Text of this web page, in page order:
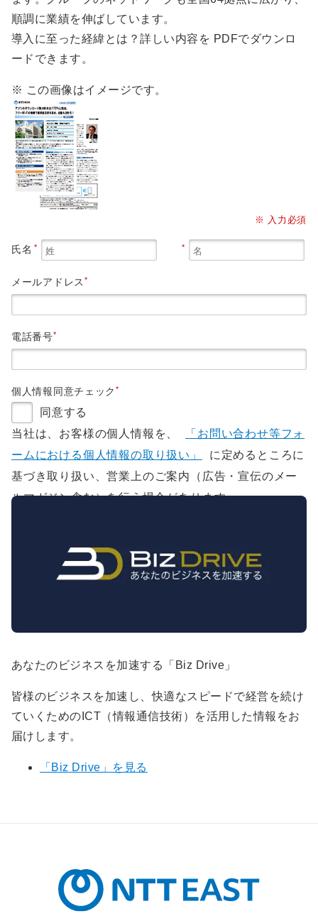
順調に業績を伸ばしています。
導入に至った経緯とは？詳しい内容を PDFでダウンロ
ードできます。
※ この画像はイメージです。
あなたのビジネスを加速する「Biz Drive」
皆様のビジネスを加速し、快適なスピードで経営を続け
ていくためのICT（情報通信技術）を活用した情報をお
届けします。
「Biz Drive」を見る